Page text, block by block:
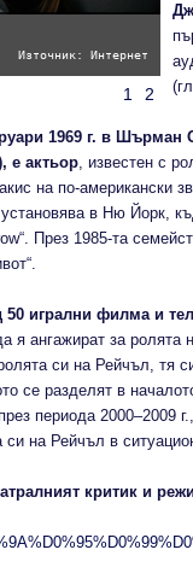
Източник: Интернет
1 2
1969 г. в Шърман
е актьор, известен с
на по-американски
в Ню Йорк,
През 1985-та
игрални филма и
я ангажират за
си на Рейчъл, тя
се разделят в
през периода 2000–2009
си на Рейчъл в
критик и